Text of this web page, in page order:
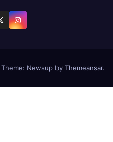
Theme: Newsupby Themeansar.